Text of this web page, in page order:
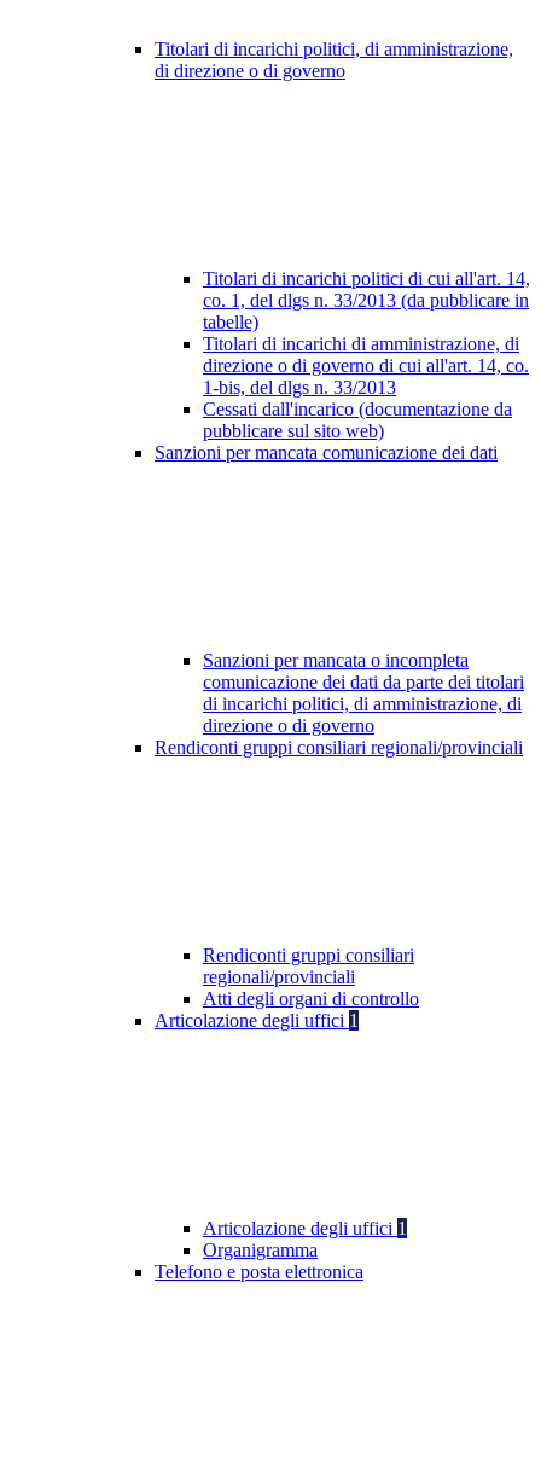
Titolari di incarichi politici, di amministrazione,
di direzione o di governo
Titolari di incarichi politici di cui all'art. 14,
co. 1, del dlgs n. 33/2013 (da pubblicare in
tabelle)
Titolari di incarichi di amministrazione, di
direzione o di governo di cui all'art. 14, co.
1-bis, del dlgs n. 33/2013
Cessati dall'incarico (documentazione da
pubblicare sul sito web)
Sanzioni per mancata comunicazione dei dati
Sanzioni per mancata o incompleta
comunicazione dei dati da parte dei titolari
di incarichi politici, di amministrazione, di
direzione o di governo
Rendiconti gruppi consiliari regionali/provinciali
Rendiconti gruppi consiliari
regionali/provinciali
Atti degli organi di controllo
Articolazione degli uffici 1
Articolazione degli uffici 1
Organigramma
Telefono e posta elettronica